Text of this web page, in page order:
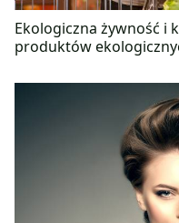
Ekologiczna żywność i
produktów